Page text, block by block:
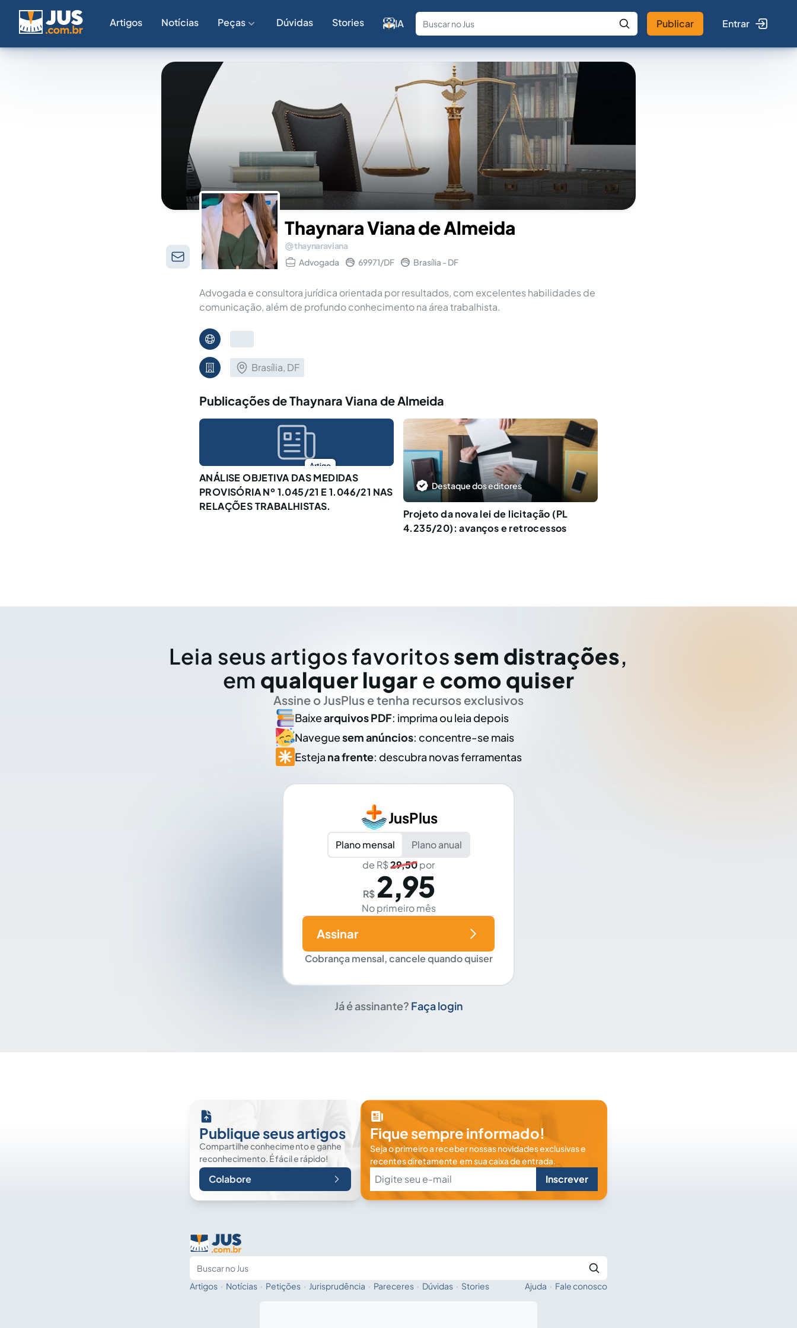
Artigos Notícias Peças Dúvidas Stories IA
Fale com a IA Buscar no Jus
Publicar Entrar
Thaynara Viana de Almeida
thaynaraviana
Advogada
69971/DF Brasília - DF
Advogada e consultora jurídica orientada por resultados, com excelentes habilidades de
comunicação, além de profundo conhecimento na área trabalhista.
Brasília, DF
Publicações de Thaynara Viana de Almeida
Artigo
ANÁLISE OBJETIVA DAS MEDIDAS
PROVISÓRIA Nº 1.045/21 E 1.046/21 NAS
RELAÇÕES TRABALHISTAS.
Destaque dos editores
Projeto da nova lei de licitação (PL
4.235/20): avanços e retrocessos
Leia seus artigos favoritos sem distrações,
em qualquer lugar e como quiser
Assine o JusPlus e tenha recursos exclusivos
Baixearquivos PDF: imprima ou leia depois
Naveguesem anúncios: concentre-se mais
Esteja na frente: descubra novas ferramentas
JusPlus
Plano mensal
Plano anual
de R$29,50por
R$ 2,95
No primeiro mês
Cobrança mensal, cancele quando quiser
Assinar
Já é assinante? Faça login
Publique seus artigos
Compartilhe conhecimento e ganhe
reconhecimento. É fácil e rápido!
Colabore
Fique sempre informado!
Seja o primeiro a receber nossas novidades exclusivas e
recentes diretamente em sua caixa de entrada.
Inscrever
Artigos · Notícias · Petições · Jurisprudência · Pareceres · Dúvidas · Stories Ajuda · Fale conosco